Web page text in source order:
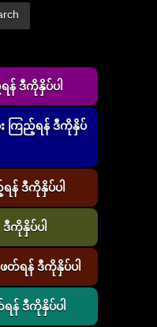
န် ဒီကိုနှိပ်ပါ
း ကြည့်ရန် ဒီကိုနှိပ်
န် ဒီကိုနှိပ်ပါ
ကိုနှိပ်ပါ
ဖတ်ရန် ဒီကိုနှိပ်ပါ
န် ဒီကိုနှိပ်ပါ